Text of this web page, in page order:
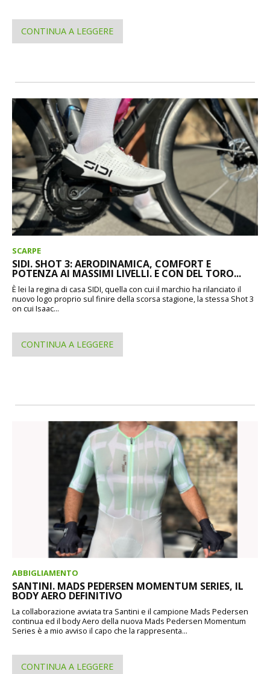
CONTINUA A LEGGERE
SCARPE
SIDI. SHOT 3: AERODINAMICA, COMFORT E
POTENZA AI MASSIMI LIVELLI. E CON DEL TORO...
È lei la regina di casa SIDI, quella con cui il marchio ha rilanciato il
nuovo logo proprio sul finire della scorsa stagione, la stessa Shot 3
on cui Isaac...
CONTINUA A LEGGERE
ABBIGLIAMENTO
SANTINI. MADS PEDERSEN MOMENTUM SERIES, IL
BODY AERO DEFINITIVO
La collaborazione avviata tra Santini e il campione Mads Pedersen
continua ed il body Aero della nuova Mads Pedersen Momentum
Series è a mio avviso il capo che la rappresenta...
CONTINUA A LEGGERE